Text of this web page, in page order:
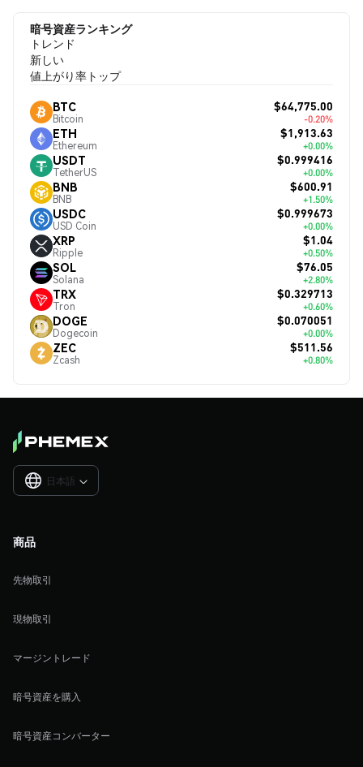
暗号資産ランキング
トレンド
新しい
値上がり率トップ
BTC
Bitcoin
$64,775.00
-0.20%
ETH
Ethereum
$1,913.63
+0.00%
USDT
TetherUS
$0.999416
+0.00%
BNB
BNB
$600.91
+1.50%
USDC
USD Coin
$0.999673
+0.00%
XRP
Ripple
$1.04
+0.50%
SOL
Solana
$76.05
+2.80%
TRX
Tron
$0.329713
+0.60%
DOGE
Dogecoin
$0.070051
+0.00%
ZEC
Zcash
$511.56
+0.80%
日本語 
商品
先物取引
現物取引
マージントレード
暗号資産を購入
暗号資産コンバーター